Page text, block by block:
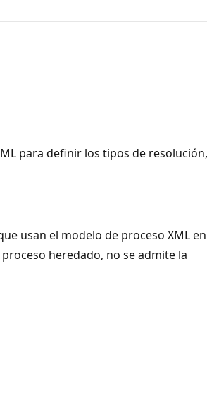
para definir los tipos de
usan el modelo de proceso XML
heredado, no se admite la